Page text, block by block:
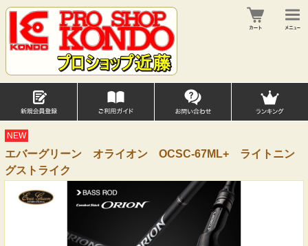
NEW
エバーグリーン オライオン OCSC-67ML+ ライトニン
グストライク